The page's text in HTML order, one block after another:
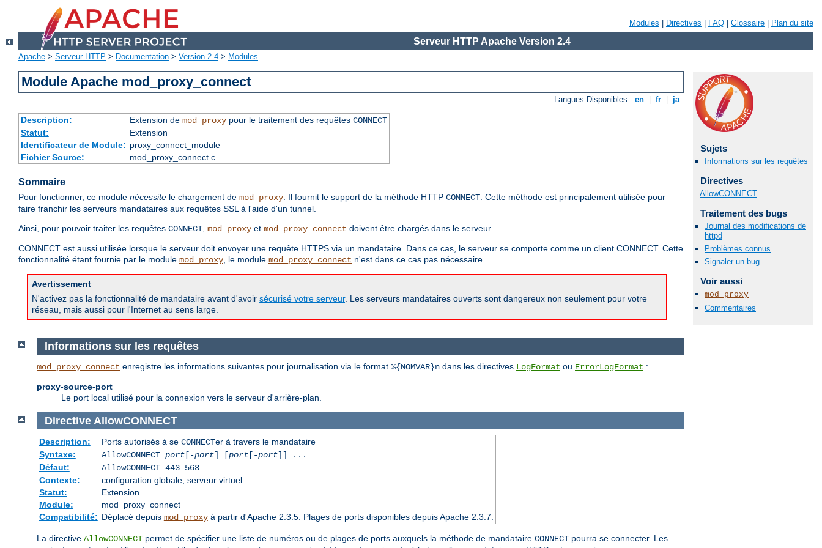
Modules Directives FAQ Glossaire Plan du site
Serveur HTTP Apache Version 2.4
Apache > Serveur HTTP > Documentation > Version 2.4 > Modules
Module Apache mod_proxy_connect
Langues Disponibles: en fr ja
Description: Extension de mod_proxypour le traitement des requêtes CONNECT
Statut:
Extension
Identificateur de Module: proxy_connect_module
Fichier Source:
mod_proxy_connect.c
Sommaire
Pour fonctionner, ce module nécessite le chargement de mod_proxy. Il fournit le support de la méthode HTTP CONNECT. Cette méthode est principalement utilisée pour
faire franchir les serveurs mandataires aux requêtes SSL à l'aide d'un tunnel.
Ainsi, pour pouvoir traiter les requêtes CONNECT, mod_proxy et mod_proxy_connect doivent être chargés dans le serveur.
CONNECT est aussi utilisée lorsque le serveur doit envoyer une requête HTTPS via un mandataire. Dans ce cas, le serveur se comporte comme un client CONNECT. Cette
fonctionnalité étant fournie par le module mod_proxy, le module mod_proxy_connect n'est dans ce cas pas nécessaire.
Avertissement
N'activez pas la fonctionnalité de mandataire avant d'avoir sécurisé votre serveur. Les serveurs mandataires ouverts sont dangereux non seulement pour votre
réseau, mais aussi pour l'Internet au sens large.
Sujets
Informations sur les requêtes
Directives
AllowCONNECT
Traitement des bugs
Journal des modifications de
httpd
Problèmes connus
Signaler un bug
Voir aussi
mod_proxy
Commentaires
Informations sur les requêtes
mod_proxy_connect enregistre les informations suivantes pour journalisation via le format %{NOMVAR}n dans les directives LogFormat ou ErrorLogFormat :
proxy-source-port
Le port local utilisé pour la connexion vers le serveur d'arrière-plan.
Directive AllowCONNECT
Description: Ports autorisés à se CONNECTer à travers le mandataire
Syntaxe:
AllowCONNECT port[-port] [port[-port]] ...
Défaut:
AllowCONNECT 443 563
Contexte:
configuration globale, serveur virtuel
Statut:
Extension
Module:
mod_proxy_connect
Compatibilité: Déplacé depuis mod_proxyà partir d'Apache 2.3.5. Plages de ports disponibles depuis Apache 2.3.7.
La directive AllowCONNECT permet de spécifier une liste de numéros ou de plages de ports auxquels la méthode de mandataire CONNECT pourra se connecter. Les